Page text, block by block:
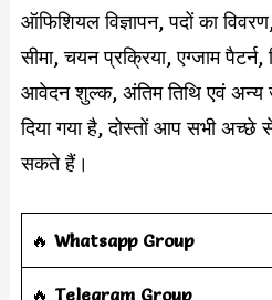
ऑफिशियल विज्ञापन, पदों का
सीमा, चयन प्रक्रिया, एग्जाम
आवेदन शुल्क, अंतिम तिथि एवं अन्य
दिया गया है, दोस्तों आप सभी अच्छे
सकते हैं।
‎️‍🔥 Whatsapp Group
‎️‍🔥 Telegram Group